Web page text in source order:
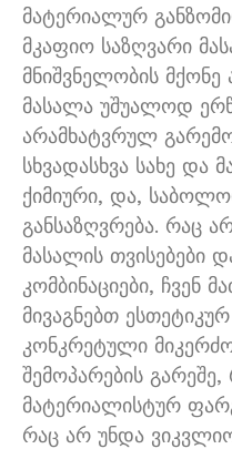
მატერიალურ
მკაფიო საზღვარი
მნიშვნელობის მქონე
მასალა უშუალოდ
არამხატვრულ
სხვადასხვა სახე და
ქიმიური, და,
განსაზღვრება. რაც
მასალის თვისებები
კომბინაციები, ჩვენ
მივაგნებთ
კონკრეტული
შემოპარების
მატერიალისტურ
რაც არ უნდა